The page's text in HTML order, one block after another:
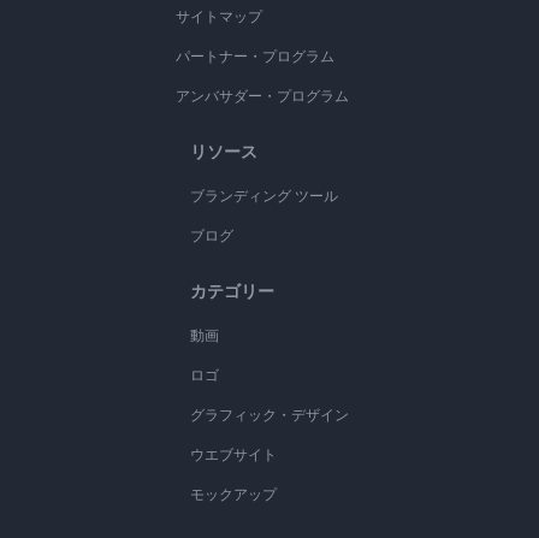
サイトマップ
パートナー・プログラム
アンバサダー・プログラム
リソース
ブランディング ツール
ブログ
カテゴリー
動画
ロゴ
グラフィック・デザイン
ウエブサイト
モックアップ